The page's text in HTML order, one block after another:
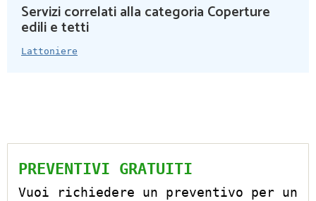
Servizi correlati alla categoria Coperture
edili e tetti
Lattoniere
PREVENTIVI GRATUITI
Vuoi richiedere un preventivo per un